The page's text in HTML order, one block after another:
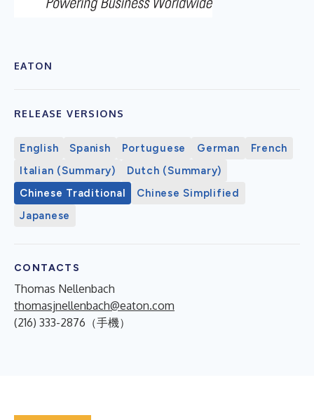
EATON
RELEASE VERSIONS
English Spanish Portuguese German
French
Italian (Summary)
Dutch (Summary)
Chinese Traditional
Chinese Simplified
Japanese
CONTACTS
Thomas Nellenbach
thomasjnellenbach@eaton.com
(216) 333-2876（手機）